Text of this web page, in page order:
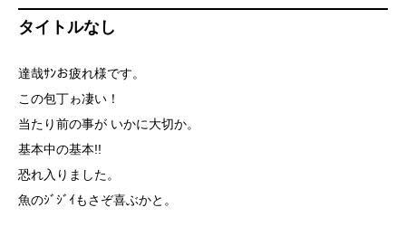
タイトルなし
達哉ｻﾝお疲れ様です。
この包丁ゎ凄い！
当たり前の事が いかに大切か。
基本中の基本!!
恐れ入りました。
魚のｼﾞｼﾞｲもさぞ喜ぶかと。